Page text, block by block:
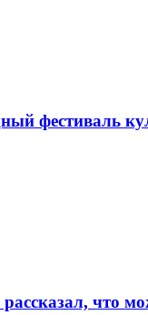
фестиваль
что